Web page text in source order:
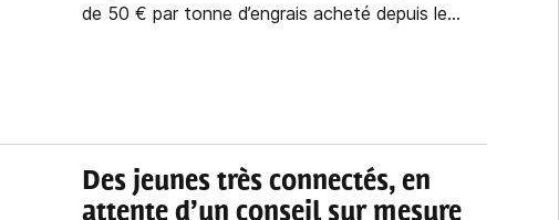
de 50 € par tonne d’engrais acheté depuis le...
Des jeunes très connectés, en
attente d’un conseil sur mesure